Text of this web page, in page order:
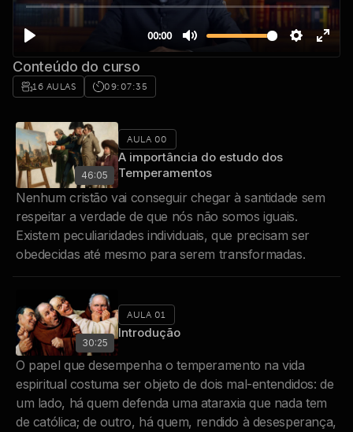
Conteúdo do curso
16 AULAS 09:07:35
46:05
AULA 00
A importância do estudo dos
Temperamentos
Nenhum cristão vai conseguir chegar à santidade sem
respeitar a verdade de que nós não somos iguais.
Existem peculiaridades individuais, que precisam ser
obedecidas até mesmo para serem transformadas.
30:25
AULA 01
Introdução
O papel que desempenha o temperamento na vida
espiritual costuma ser objeto de dois mal-entendidos: de
um lado, há quem defenda uma ataraxia que nada tem
de católica; de outro, há quem, rendido à desesperança,